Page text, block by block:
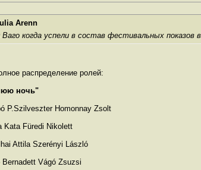
Arenn
когда успели в состав фестивальных показов
распределение ролей:
ночь"
P.Szilveszter Homonnay Zsolt
Kata Füredi Nikolett
Attila Szerényi László
Bernadett Vágó Zsuzsi